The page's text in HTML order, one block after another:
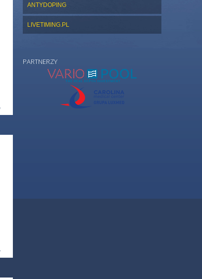
ANTYDOPING
LIVETIMING.PL
PARTNERZY